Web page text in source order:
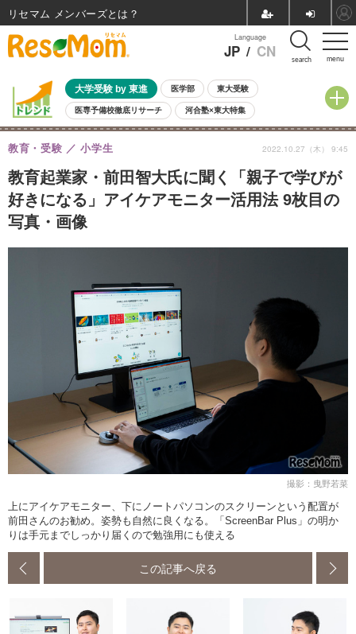
menu
Language
JP / CN search
大学受験 by 東進 医学部 東大受験
医専予備校徹底リサーチ 河合塾×東大特集
親子で考える大学選び 高校受験 中学受験 小学校受験
共通テスト 夏休み
8月開催イベント・WS 全国公立高校 過去問 人気記事
自由研究教材（小学生向け） 自由研究教材（中学生向け） ランキング
教育起業家・前田智大氏に聞く「親子で学びが
好きになる」アイケアモニター活用法 9枚目の
写真・画像
教育・受験 小学生 2022.10.27（木） 9:45
撮影：曳野若菜
上にアイケアモニター、下にノートパソコンのスクリーンという配置が
前田さんのお勧め。姿勢も自然に良くなる。「ScreenBar Plus」の明か
りは手元までしっかり届くので勉強用にも使える
この記事へ戻る
リセマム メンバーズ